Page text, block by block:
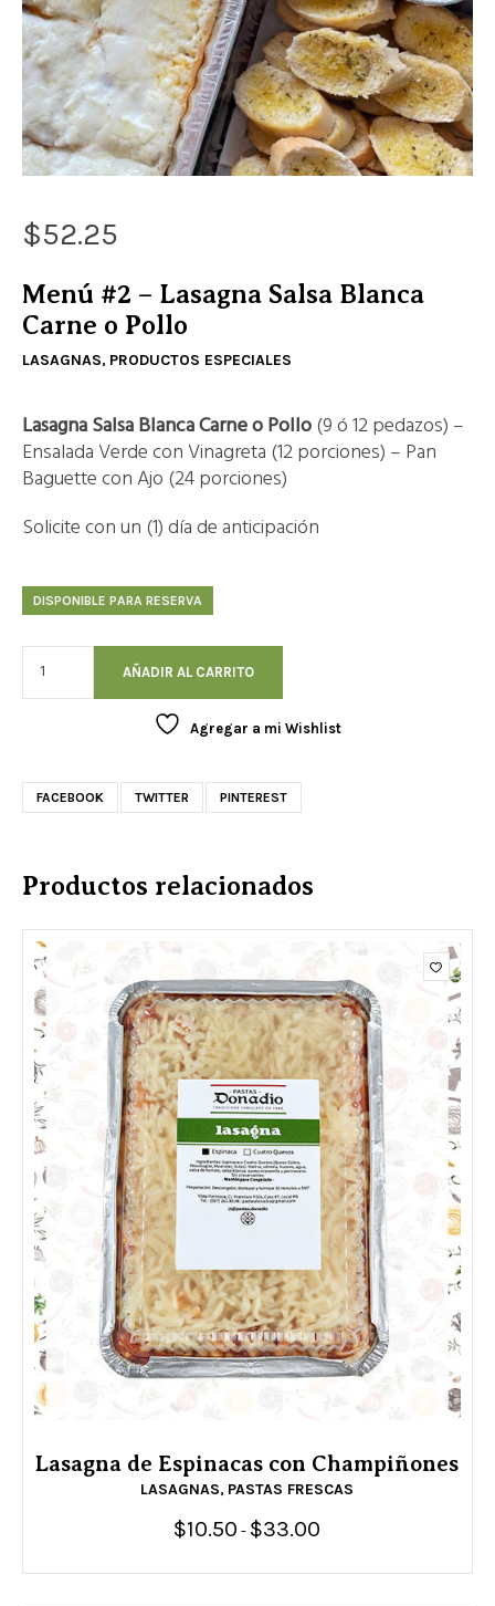
$52.25
Menú #2 – Lasagna Salsa Blanca
Carne o Pollo
LASAGNAS, PRODUCTOS ESPECIALES
Lasagna Salsa Blanca Carne o Pollo(9 ó 12 pedazos) –
Ensalada Verde con Vinagreta (12 porciones) – Pan
Baguette con Ajo (24 porciones)
Solicite con un (1) día de anticipación
DISPONIBLE PARA RESERVA
AÑADIR AL CARRITO
Agregar a mi Wishlist
FACEBOOK TWITTER PINTEREST
Productos relacionados
Lasagna de Espinacas con Champiñones
LASAGNAS, PASTAS FRESCAS
$10.50 - $33.00